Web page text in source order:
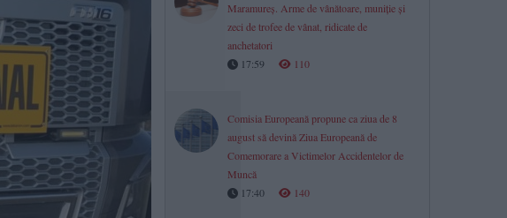
Maramureș. Arme de vânătoare, muniție și
zeci de trofee de vânat, ridicate de
anchetatori
17:59
110
Comisia Europeană propune ca ziua de 8
august să devină Ziua Europeană de
Comemorare a Victimelor Accidentelor de
Muncă
17:40
140